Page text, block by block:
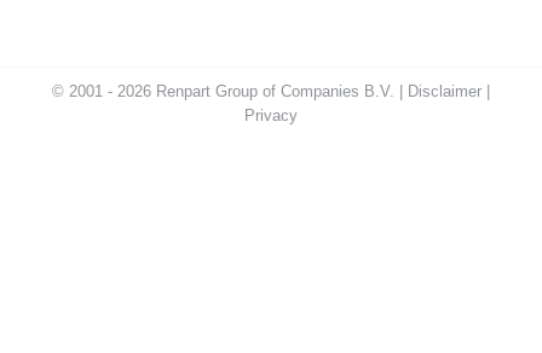
© 2001 - 2026 Renpart Group of Companies B.V. | Disclaimer
Privacy